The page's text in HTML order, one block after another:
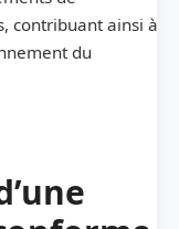
contribuant ainsi à
du